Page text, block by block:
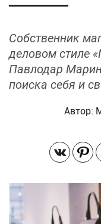
Собственник
деловом стиле
Павлодар
поиска себя и
Автор: